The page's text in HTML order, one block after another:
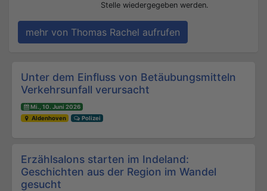
Stelle wiedergegeben werden.
mehr von Thomas Rachel aufrufen
Beitrags-Navigation
Unter dem Einfluss von Betäubungsmitteln
Verkehrsunfall verursacht
Mi., 10. Juni 2026
Aldenhoven
Polizei
Erzählsalons starten im Indeland:
Geschichten aus der Region im Wandel
gesucht